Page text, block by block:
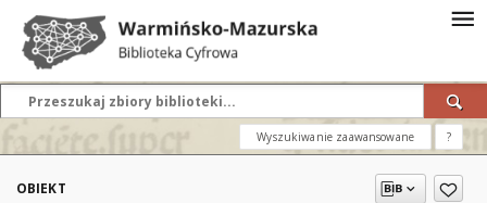
Wyszukiwanie zaawansowane ?
OBIEKT